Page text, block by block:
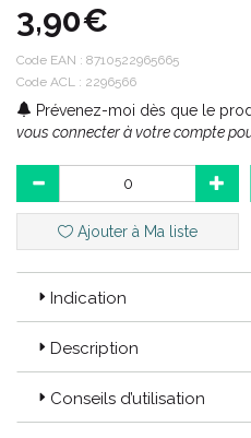
Code ACL : 2296566
Code EAN : 8710522965665
3,90€
Code EAN : 8710522965665
Code ACL : 2296566
Prévenez-moi dès que le
vous connecter à votre compte
Ajouter à Ma liste
Indication
Description
Conseils d’utilisation